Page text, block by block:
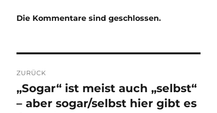
Die Kommentare sind geschlossen.
ZURÜCK
Vorheriger
Beitrag:
„Sogar“ ist meist auch „selbst“
– aber sogar/selbst hier gibt es